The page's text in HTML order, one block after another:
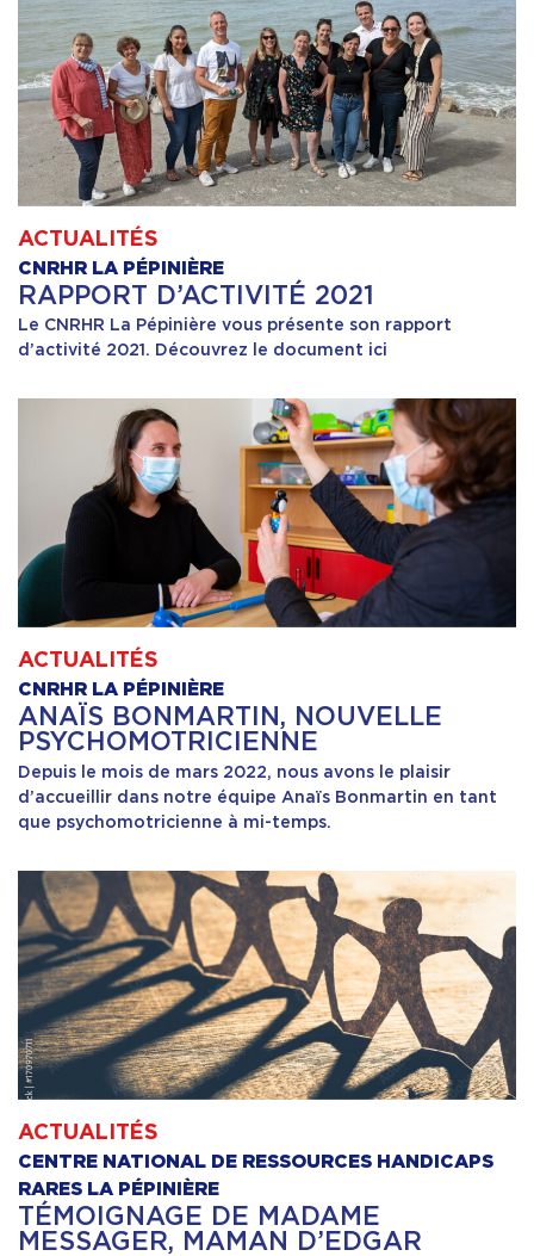
ACTUALITÉS
CNRHR LA PÉPINIÈRE
RAPPORT D’ACTIVITÉ 2021
Le CNRHR La Pépinière vous présente son rapport
d’activité 2021. Découvrez le document ici
ACTUALITÉS
CNRHR LA PÉPINIÈRE
ANAÏS BONMARTIN, NOUVELLE
PSYCHOMOTRICIENNE
Depuis le mois de mars 2022, nous avons le plaisir
d’accueillir dans notre équipe Anaïs Bonmartin en tant
que psychomotricienne à mi-temps.
ACTUALITÉS
CENTRE NATIONAL DE RESSOURCES HANDICAPS
RARES LA PÉPINIÈRE
TÉMOIGNAGE DE MADAME
MESSAGER, MAMAN D’EDGAR